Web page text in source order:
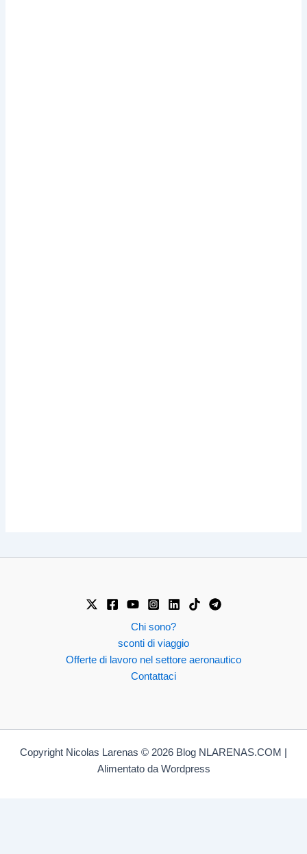
Chi sono?
sconti di viaggio
Offerte di lavoro nel settore aeronautico
Contattaci
Copyright Nicolas Larenas © 2026 Blog NLARENAS.COM |
Alimentato da Wordpress